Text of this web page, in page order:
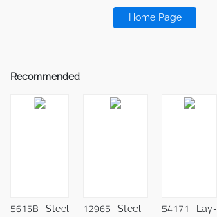
Home Page
Recommended
5615B
Steel
12965
Steel
54171
Lay-